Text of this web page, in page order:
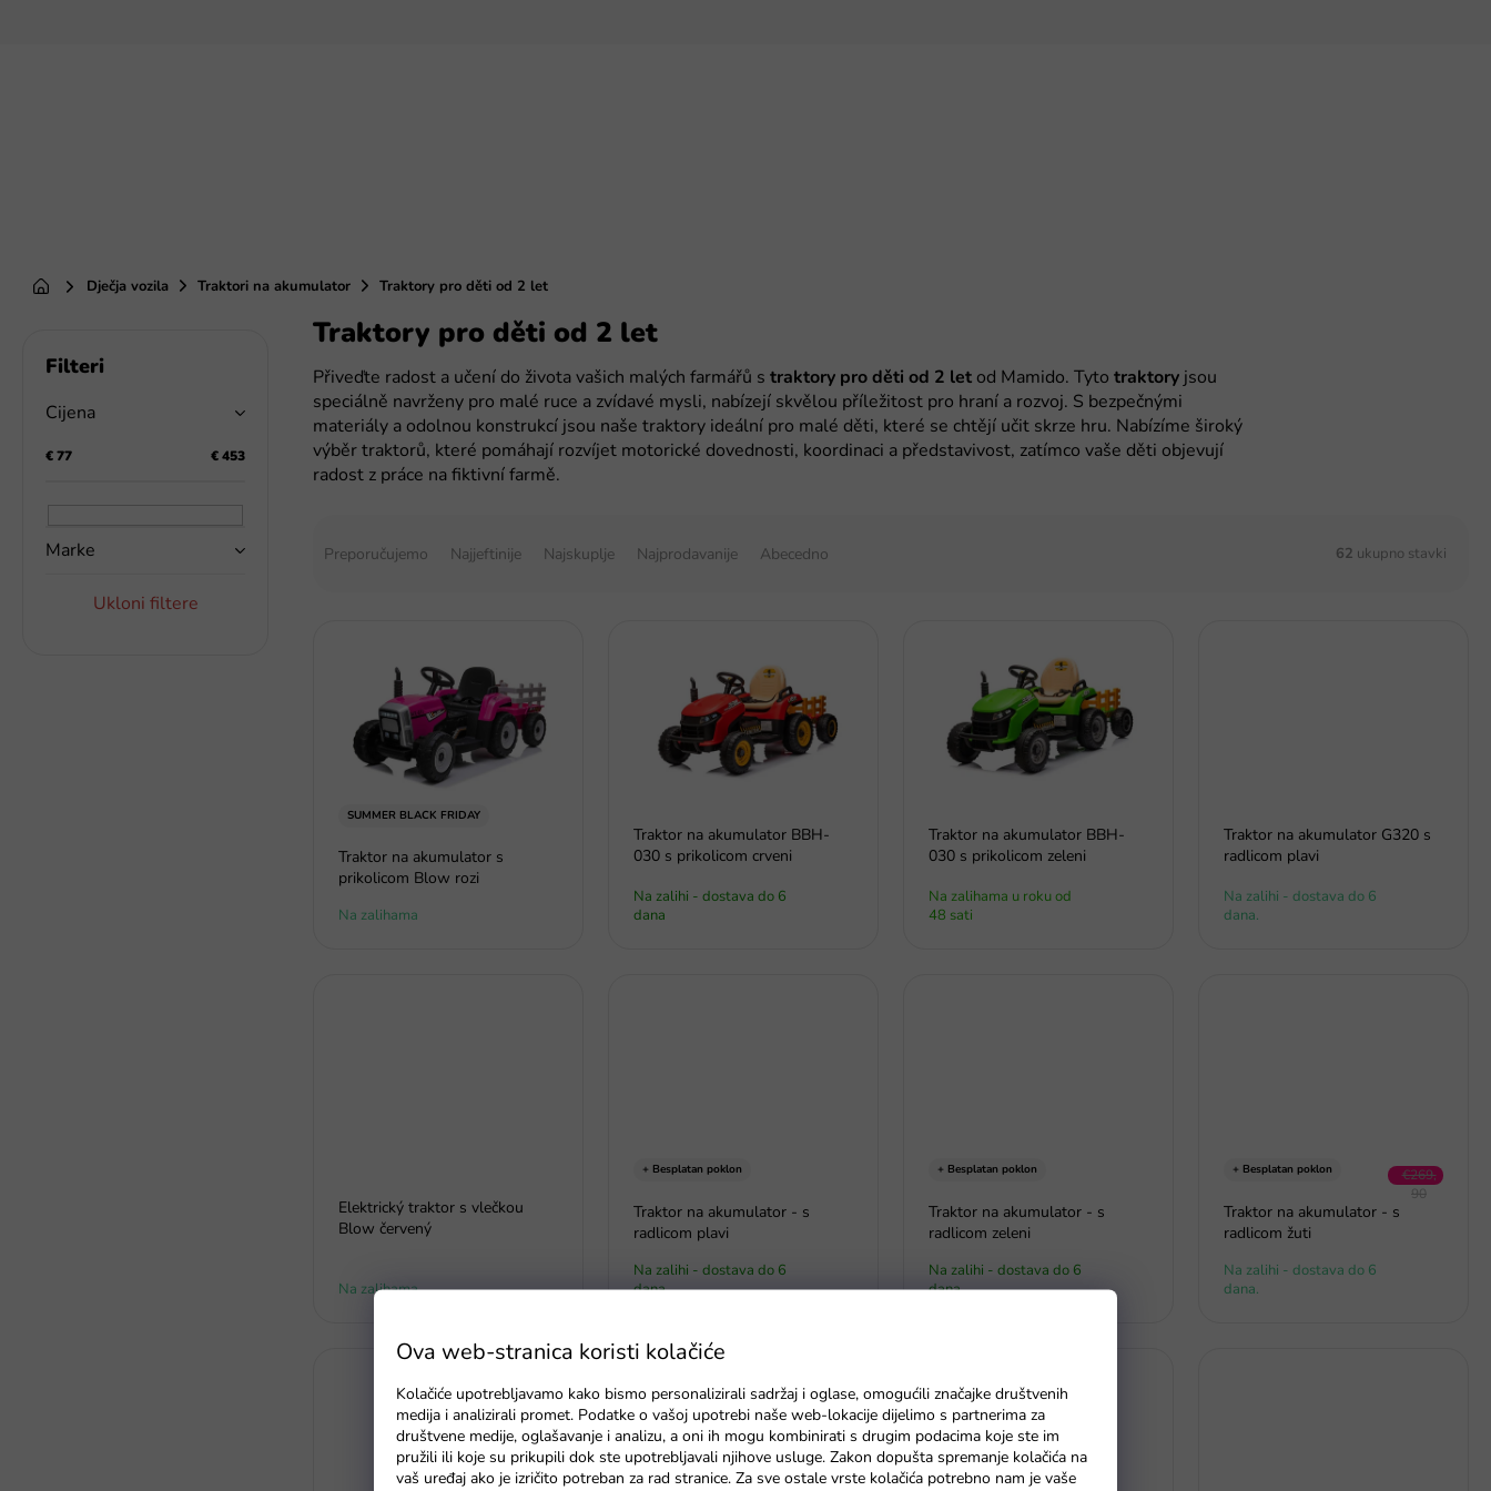
Ova web-stranica koristi kolačiće
Kolačiće upotrebljavamo kako bismo personalizirali sadržaj i oglase, omogućili značajke društvenih
medija i analizirali promet. Podatke o vašoj upotrebi naše web-lokacije dijelimo s partnerima za
društvene medije, oglašavanje i analizu, a oni ih mogu kombinirati s drugim podacima koje ste im
pružili ili koje su prikupili dok ste upotrebljavali njihove usluge. Zakon dopušta spremanje kolačića na
vaš uređaj ako je izričito potreban za rad stranice. Za sve ostale vrste kolačića potrebno nam je vaše
PočetnaDječja vozila Traktori na akumulator Traktory pro děti od 2 let
Cijena
€77 €453
Marke
Ukloni filtere
Traktory pro děti od 2 let
Přiveďte radost a učení do života vašich malých farmářů s traktory pro děti od 2 let od Mamido. Tyto traktory jsou
speciálně navrženy pro malé ruce a zvídavé mysli, nabízejí skvělou příležitost pro hraní a rozvoj. S bezpečnými
materiály a odolnou konstrukcí jsou naše traktory ideální pro malé děti, které se chtějí učit skrze hru. Nabízíme široký
výběr traktorů, které pomáhají rozvíjet motorické dovednosti, koordinaci a představivost, zatímco vaše děti objevují
radost z práce na fiktivní farmě.
Preporučujemo Najjeftinije Najskuplje Najprodavanije Abecedno 62 ukupno stavki
SUMMER BLACK FRIDAY
Traktor na akumulator s
prikolicom Blow rozi
Na zalihama
Traktor na akumulator BBH-
030 s prikolicom crveni
Na zalihi - dostava do 6
dana
Traktor na akumulator BBH-
030 s prikolicom zeleni
Na zalihama u roku od
48 sati
Traktor na akumulator G320 s
radlicom plavi
Na zalihi - dostava do 6
dana.
Elektrický traktor s vlečkou
Blow červený
Na zalihama
+ Besplatan poklon
Traktor na akumulator - s
radlicom plavi
Na zalihi - dostava do 6
dana
+ Besplatan poklon
Traktor na akumulator - s
radlicom zeleni
Na zalihi - dostava do 6
dana
+ Besplatan poklon
€269,
90
Traktor na akumulator - s
radlicom žuti
Na zalihi - dostava do 6
dana.